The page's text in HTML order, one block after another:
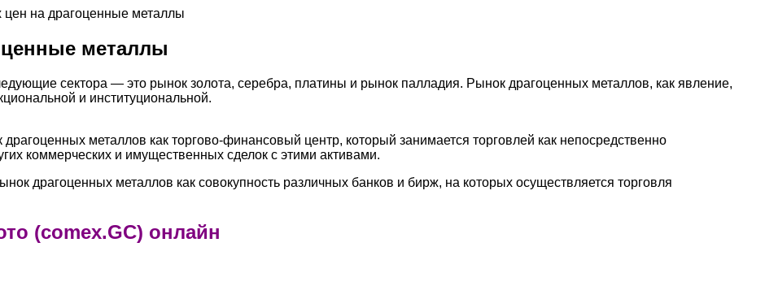
на драгоценные металлы
металлы
сектора — это рынок золота, серебра, платины и рынок палладия. Рынок драгоценных металлов, как явление,
и институциональной.
драгоценных металлов как торгово-финансовый центр, который занимается торговлей как непосредственно
коммерческих и имущественных сделок с этими активами.
драгоценных металлов как совокупность различных банков и бирж, на которых осуществляется торговля
(comex.GC) онлайн